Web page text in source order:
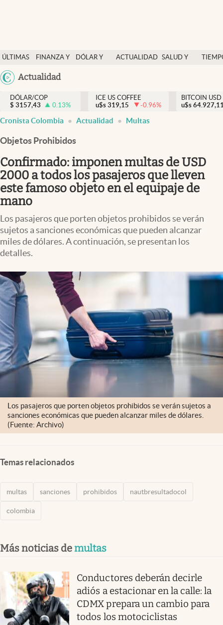
ÚLTIMAS
NOTICIAS
FINANZA Y
DÓLAR Y
ACTUALIDAD SALUD Y
México
Actualidad
Salud y nutrición
Vida espiritual
Actualidad
Colombia
DÓLAR/COP
$ 3157,43 0.13%
ICE US COFFEE
u$s 319,15 -0.96%
BITCOIN USD
u$s
Cronista Colombia Actualidad Multas
Objetos Prohibidos
Confirmado: imponen multas de USD
2000 a todos los pasajeros que lleven
este famoso objeto en el equipaje de
mano
Los pasajeros que porten objetos prohibidos se verán
sujetos a sanciones económicas que pueden alcanzar
miles de dólares. A continuación, se presentan los
detalles.
Los pasajeros que porten objetos prohibidos se verán sujetos a
sanciones económicas que pueden alcanzar miles de dólares.
(Fuente: Archivo)
Temas relacionados
multas sanciones prohibidos nautbresultadocol
colombia
Más noticias demultas
Conductores deberán decirle
adiós a estacionar en la calle: la
CDMX prepara un cambio para
todos los motociclistas